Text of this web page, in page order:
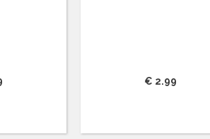
€ 2.99